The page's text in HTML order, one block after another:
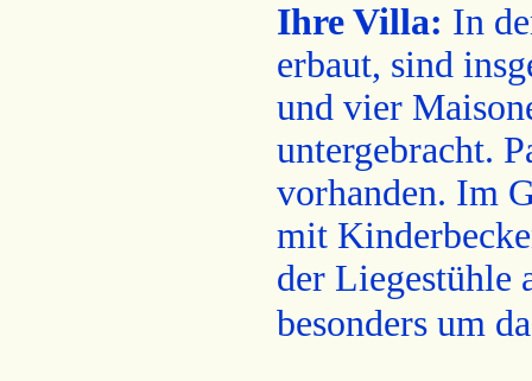
Ihre Villa: In
erbaut, sind
und vier
untergebracht.
vorhanden. Im
mit
der Liegestühle
besonders um